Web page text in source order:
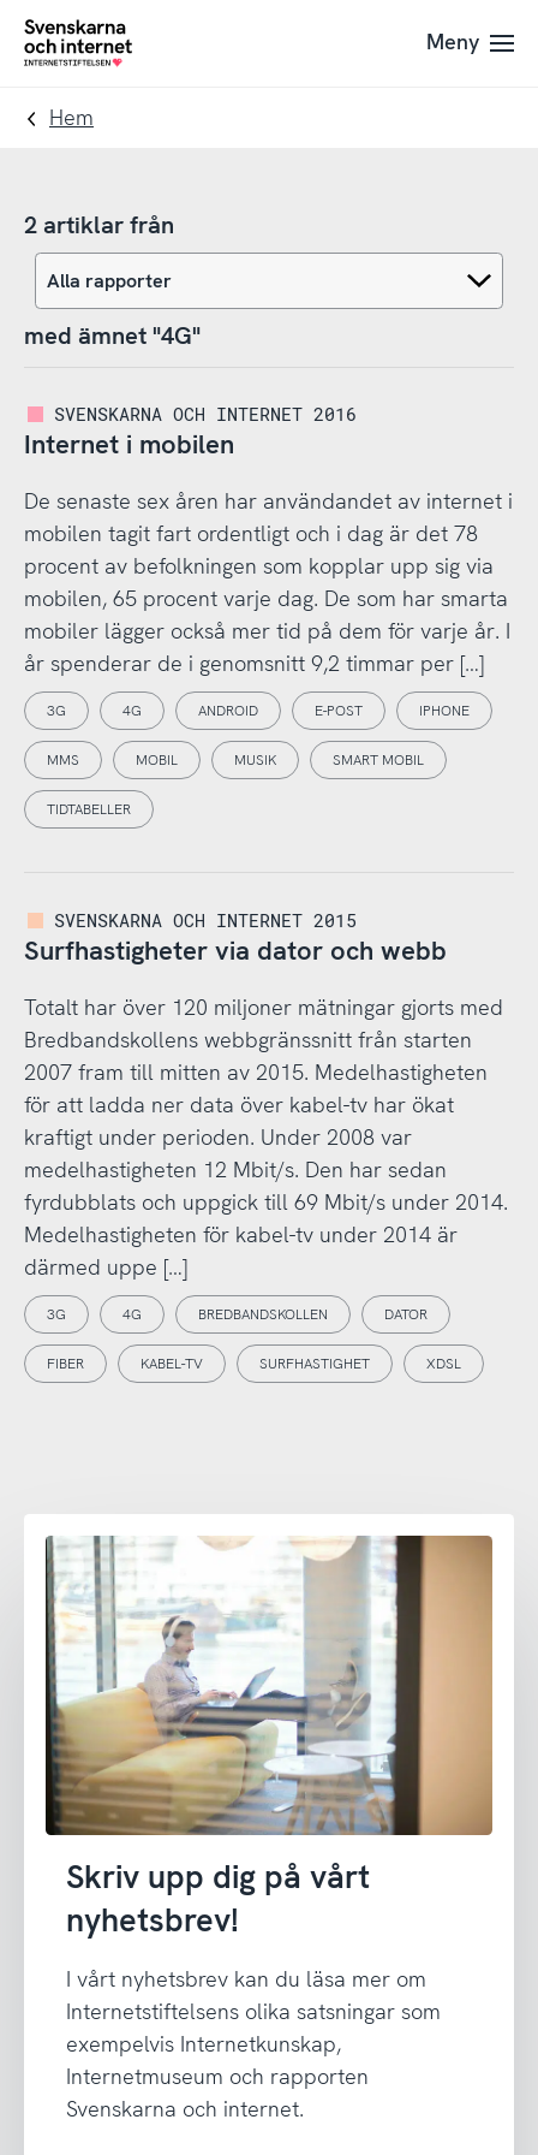
Till
navigation
Till
innehåll
To
Meny
Hem
2 artiklar från
med ämnet "4G"
SVENSKARNA OCH INTERNET 2016
Internet i mobilen
De senaste sex åren har användandet av internet i
mobilen tagit fart ordentligt och i dag är det 78
procent av befolkningen som kopplar upp sig via
mobilen, 65 procent varje dag. De som har smarta
mobiler lägger också mer tid på dem för varje år. I
år spenderar de i genomsnitt 9,2 timmar per […]
3G 4G ANDROID E-POST IPHONE
MMS MOBIL MUSIK SMART MOBIL
TIDTABELLER
SVENSKARNA OCH INTERNET 2015
Surfhastigheter via dator och webb
Totalt har över 120 miljoner mätningar gjorts med
Bredbandskollens webbgränssnitt från starten
2007 fram till mitten av 2015. Medelhastigheten
för att ladda ner data över kabel-tv har ökat
kraftigt under perioden. Under 2008 var
medelhastigheten 12 Mbit/s. Den har sedan
fyrdubblats och uppgick till 69 Mbit/s under 2014.
Medelhastigheten för kabel-tv under 2014 är
därmed uppe […]
3G 4G BREDBANDSKOLLEN DATOR
FIBER KABEL-TV SURFHASTIGHET XDSL
Skriv upp dig på vårt
nyhetsbrev!
I vårt nyhetsbrev kan du läsa mer om
Internetstiftelsens olika satsningar som
exempelvis Internetkunskap,
Internetmuseum och rapporten
Svenskarna och internet.